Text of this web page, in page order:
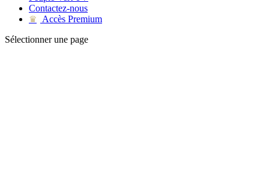
Contactez-nous
♛
Accès Premium
Sélectionner une page